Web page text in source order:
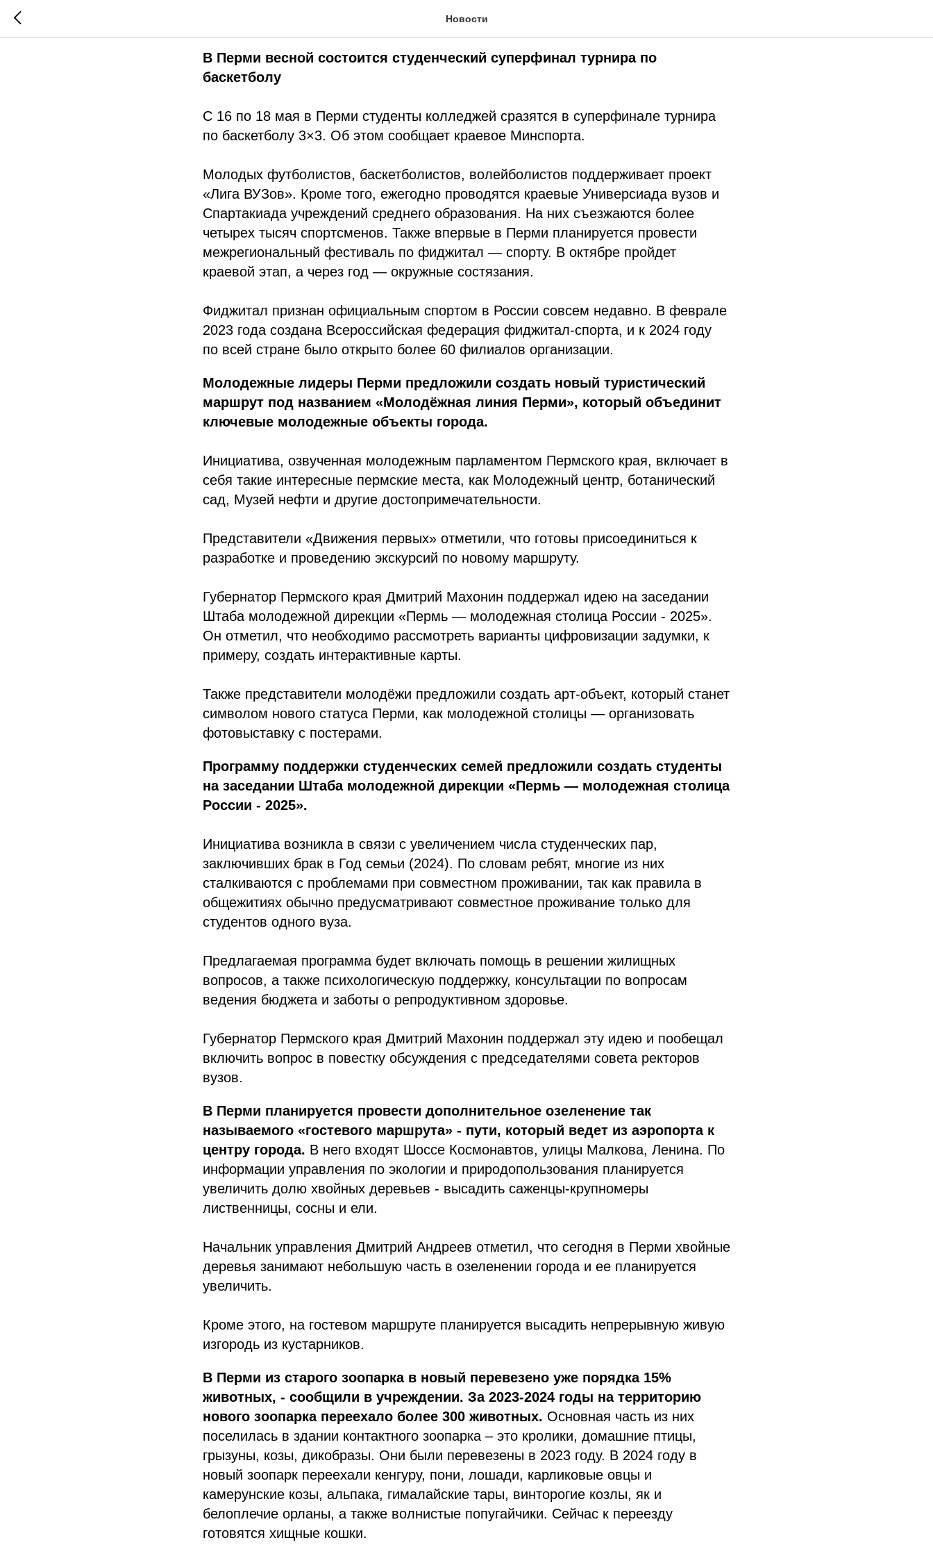
Новости
Новости дня. 11 февраля 2025
В Перми весной состоится студенческий суперфинал турнира по
баскетболу
С 16 по 18 мая в Перми студенты колледжей сразятся в суперфинале турнира
по баскетболу 3×3. Об этом сообщает краевое Минспорта.
Молодых футболистов, баскетболистов, волейболистов поддерживает проект
«Лига ВУЗов». Кроме того, ежегодно проводятся краевые Универсиада вузов и
Спартакиада учреждений среднего образования. На них съезжаются более
четырех тысяч спортсменов. Также впервые в Перми планируется провести
межрегиональный фестиваль по фиджитал — спорту. В октябре пройдет
краевой этап, а через год — окружные состязания.
Фиджитал признан официальным спортом в России совсем недавно. В феврале
2023 года создана Всероссийская федерация фиджитал-спорта, и к 2024 году
по всей стране было открыто более 60 филиалов организации.
Молодежные лидеры Перми предложили создать новый туристический
маршрут под названием «Молодёжная линия Перми», который объединит
ключевые молодежные объекты города.
Инициатива, озвученная молодежным парламентом Пермского края, включает в
себя такие интересные пермские места, как Молодежный центр, ботанический
сад, Музей нефти и другие достопримечательности.
Представители «Движения первых» отметили, что готовы присоединиться к
разработке и проведению экскурсий по новому маршруту.
Губернатор Пермского края Дмитрий Махонин поддержал идею на заседании
Штаба молодежной дирекции «Пермь — молодежная столица России - 2025».
Он отметил, что необходимо рассмотреть варианты цифровизации задумки, к
примеру, создать интерактивные карты.
Также представители молодёжи предложили создать арт-объект, который станет
символом нового статуса Перми, как молодежной столицы — организовать
фотовыставку с постерами.
Программу поддержки студенческих семей предложили создать студенты
на заседании Штаба молодежной дирекции «Пермь — молодежная столица
России - 2025».
Инициатива возникла в связи с увеличением числа студенческих пар,
заключивших брак в Год семьи (2024). По словам ребят, многие из них
сталкиваются с проблемами при совместном проживании, так как правила в
общежитиях обычно предусматривают совместное проживание только для
студентов одного вуза.
Предлагаемая программа будет включать помощь в решении жилищных
вопросов, а также психологическую поддержку, консультации по вопросам
ведения бюджета и заботы о репродуктивном здоровье.
Губернатор Пермского края Дмитрий Махонин поддержал эту идею и пообещал
включить вопрос в повестку обсуждения с председателями совета ректоров
вузов.
В Перми планируется провести дополнительное озеленение так
называемого «гостевого маршрута» - пути, который ведет из аэропорта к
центру города. В него входят Шоссе Космонавтов, улицы Малкова, Ленина. По
информации управления по экологии и природопользования планируется
увеличить долю хвойных деревьев - высадить саженцы-крупномеры
лиственницы, сосны и ели.
Начальник управления Дмитрий Андреев отметил, что сегодня в Перми хвойные
деревья занимают небольшую часть в озеленении города и ее планируется
увеличить.
Кроме этого, на гостевом маршруте планируется высадить непрерывную живую
изгородь из кустарников.
В Перми из старого зоопарка в новый перевезено уже порядка 15%
животных, - сообщили в учреждении. За 2023-2024 годы на территорию
нового зоопарка переехало более 300 животных. Основная часть из них
поселилась в здании контактного зоопарка – это кролики, домашние птицы,
грызуны, козы, дикобразы. Они были перевезены в 2023 году. В 2024 году в
новый зоопарк переехали кенгуру, пони, лошади, карликовые овцы и
камерунские козы, альпака, гималайские тары, винторогие козлы, як и
белоплечие орланы, а также волнистые попугайчики. Сейчас к переезду
готовятся хищные кошки.